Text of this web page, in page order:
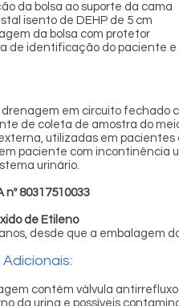
da bolsa ao suporte da cama
isento de DEHP de 5 cm
da bolsa com protetor
de identificação do paciente e
drenagem em circuito fechado
de coleta de amostra do
utilizadas em pacientes
paciente com incontinência
urinário.
nº 80317510033
de Etileno
desde que a embalagem
contém válvula
da urina e possíveis